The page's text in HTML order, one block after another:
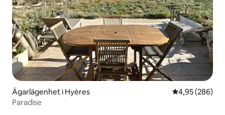
Ägarlägenhet i Hyères 4,95 av 5 i
4,95 (286)
Paradise